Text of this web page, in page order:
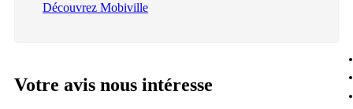
Découvrez Mobiville
Votre avis nous intéresse